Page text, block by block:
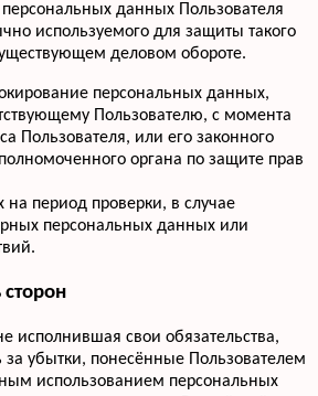
данных Пользователя
используемого для защиты такого
деловом обороте.
персональных данных,
Пользователю, с момента
Пользователя, или его законного
органа по защите прав
период проверки, в случае
персональных данных или
сторон
исполнившая свои обязательства,
за убытки, понесённые Пользователем
использованием персональных